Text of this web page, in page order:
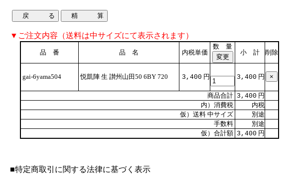
▼ご注文内容（送料は中サイズにて表示されます）
品 番 品 名 内税単価
数 量
小 計
削除
gai-6yama504 悦凱陣 生 讃州山田50 6BY 720 3,400 円 3,400 円
商品合計 3,400 円
内）消費税
内税
仮）送料 中サイズ
別途
手数料
別途
仮）合計額 3,400 円
■特定商取引に関する法律に基づく表示